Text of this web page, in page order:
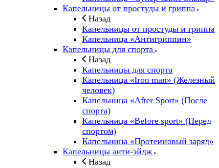
Капельницы от простуды и гриппа
Назад
Капельницы от простуды и гриппа
Капельница «Антигриппин»
Капельницы для спорта
Назад
Капельницы для спорта
Капельница «Iron man» (Железный
человек)
Капельница «After Sport» (После
спорта)
Капельница «Before sport» (Перед
спортом)
Капельница «Протеиновый заряд»
Капельницы анти-эйдж
Назад